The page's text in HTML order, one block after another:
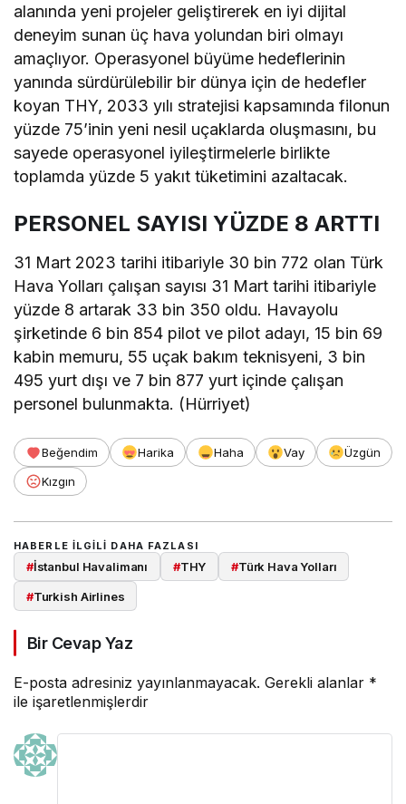
alanında yeni projeler geliştirerek en iyi dijital
deneyim sunan üç hava yolundan biri olmayı
amaçlıyor. Operasyonel büyüme hedeflerinin
yanında sürdürülebilir bir dünya için de hedefler
koyan THY, 2033 yılı stratejisi kapsamında filonun
yüzde 75’inin yeni nesil uçaklarda oluşmasını, bu
sayede operasyonel iyileştirmelerle birlikte
toplamda yüzde 5 yakıt tüketimini azaltacak.
PERSONEL SAYISI YÜZDE 8 ARTTI
31 Mart 2023 tarihi itibariyle 30 bin 772 olan Türk
Hava Yolları çalışan sayısı 31 Mart tarihi itibariyle
yüzde 8 artarak 33 bin 350 oldu. Havayolu
şirketinde 6 bin 854 pilot ve pilot adayı, 15 bin 69
kabin memuru, 55 uçak bakım teknisyeni, 3 bin
495 yurt dışı ve 7 bin 877 yurt içinde çalışan
personel bulunmakta. (Hürriyet)
Beğendim Harika Haha Vay
Üzgün
Kızgın
HABERLE ILGILI DAHA FAZLASI
#İstanbul Havalimanı #THY #Türk Hava Yolları
#Turkish Airlines
Bir Cevap Yaz
E-posta adresiniz yayınlanmayacak. Gerekli alanlar *
ile işaretlenmişlerdir